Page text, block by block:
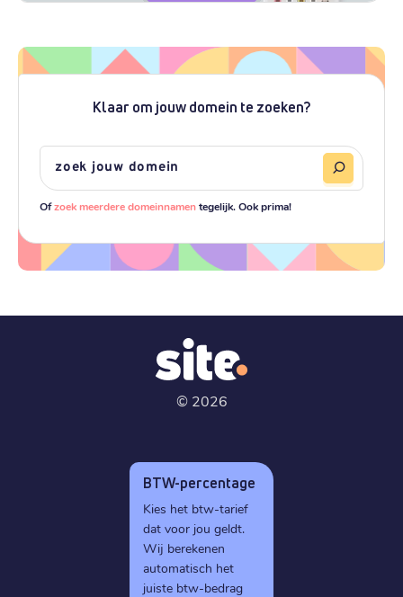
Klaar om jouw domein te zoeken?
Ofzoek meerdere domeinnamentegelijk. Ook prima!
© 2026
BTW-percentage
Kies het btw-tarief
dat voor jou geldt.
Wij berekenen
automatisch het
juiste btw-bedrag